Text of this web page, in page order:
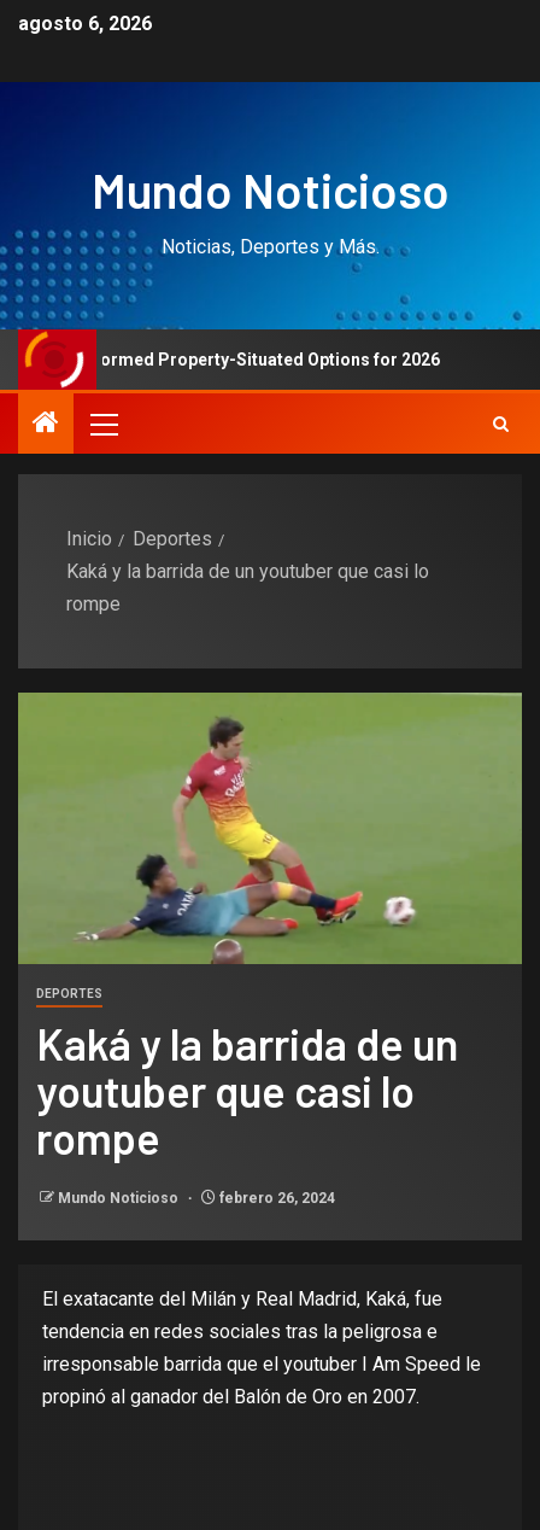
agosto 6, 2026
Mundo Noticioso
Noticias, Deportes y Más.
informed Property-Situated Options for 2026
Inicio
Deportes
Kaká y la barrida de un youtuber que casi lo
rompe
DEPORTES
Kaká y la barrida de un
youtuber que casi lo
rompe
Mundo Noticioso febrero 26, 2024
El exatacante del Milán y Real Madrid, Kaká, fue
tendencia en redes sociales tras la peligrosa e
irresponsable barrida que el youtuber I Am Speed le
propinó al ganador del Balón de Oro en 2007.